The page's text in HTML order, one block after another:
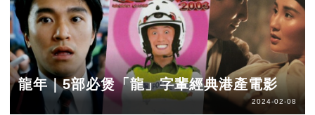
龍年｜5部必煲「龍」字輩經典港產電影
2024-02-08